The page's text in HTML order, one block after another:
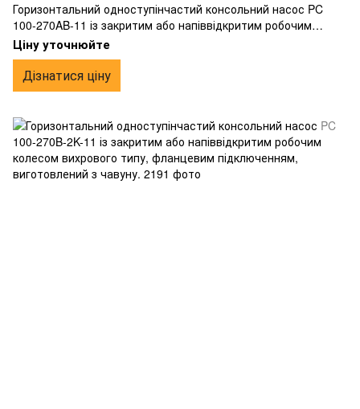
Горизонтальний одноступінчастий консольний насос PC
100-270AB-11 із закритим або напіввідкритим робочим
колесом вихрового типу, фланцевим підключенням,
виготовлений з чавуну.
Ціну уточнюйте
Дізнатися ціну